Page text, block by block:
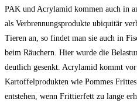
PAK und Acrylamid kommen auch in
als Verbrennungsprodukte ubiquitär
Tieren an, so findet man sie auch in
beim Räuchern. Hier wurde die
deutlich gesenkt. Acrylamid kommt
Kartoffelprodukten wie Pommes
entstehen, wenn Frittierfett zu lange